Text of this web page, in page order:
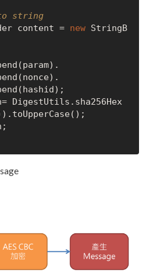
string
content =
new StringB